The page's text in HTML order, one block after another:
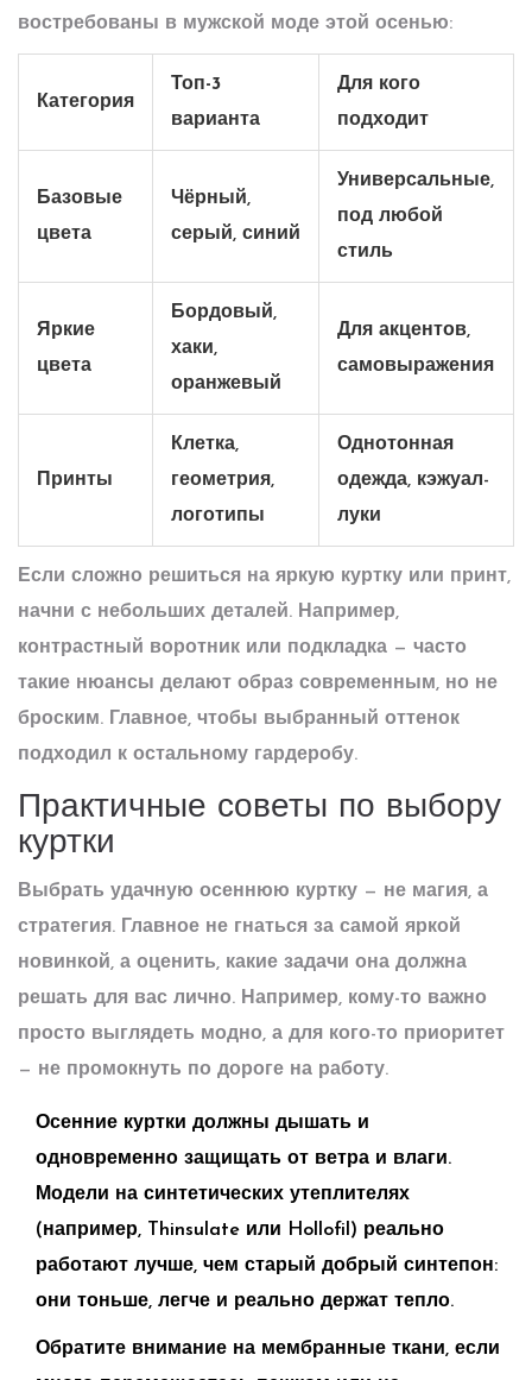
востребованы в мужской моде этой осенью:
Категория
Топ-3
варианта
Для кого
подходит
Базовые
цвета
Чёрный,
серый, синий
Универсальные,
под любой
стиль
Яркие
цвета
Бордовый,
хаки,
оранжевый
Для акцентов,
самовыражения
Принты
Клетка,
геометрия,
логотипы
Однотонная
одежда, кэжуал-
луки
Если сложно решиться на яркую куртку или принт,
начни с небольших деталей. Например,
контрастный воротник или подкладка — часто
такие нюансы делают образ современным, но не
броским. Главное, чтобы выбранный оттенок
подходил к остальному гардеробу.
Практичные советы по выбору
куртки
Выбрать удачную осеннюю куртку — не магия, а
стратегия. Главное не гнаться за самой яркой
новинкой, а оценить, какие задачи она должна
решать для вас лично. Например, кому-то важно
просто выглядеть модно, а для кого-то приоритет
— не промокнуть по дороге на работу.
Осенние куртки должны дышать и
одновременно защищать от ветра и влаги.
Модели на синтетических утеплителях
(например, Thinsulate или Hollofil) реально
работают лучше, чем старый добрый синтепон:
они тоньше, легче и реально держат тепло.
Обратите внимание на мембранные ткани, если